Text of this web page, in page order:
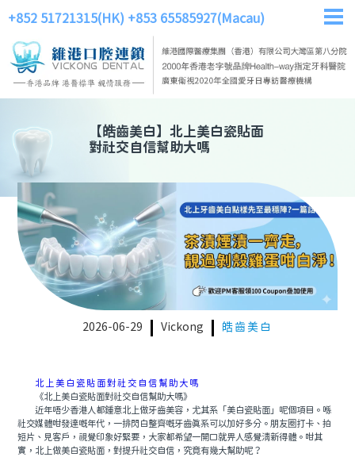
+852 51721315(HK) +853 65585927(Macau)
【皓齒美白】 北上美白瓷貼面
對社交自信幫助大嗎
2026-06-29 Vickong 皓齒美白
北上美白瓷貼面對社交自信幫助大嗎
《北上美白瓷貼面對社交自信幫助大嗎》
近年唔少香港人都鍾意北上做牙齒美容，尤其系「美白瓷貼面」呢個項目。喺
社交媒體咁發達嘅年代，一排閃白整齊嘅牙齒真系可以加好多分。朋友圈打卡、拍
短片、見客戶，視覺印象好緊要，大家都希望一開口就畀人感覺清新得體。咁其
實，北上做美白瓷貼面，對提升社交自信，究竟有幾大幫助呢？